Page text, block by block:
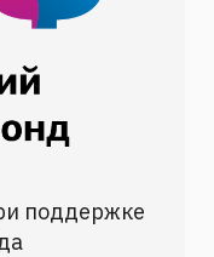
поддержке